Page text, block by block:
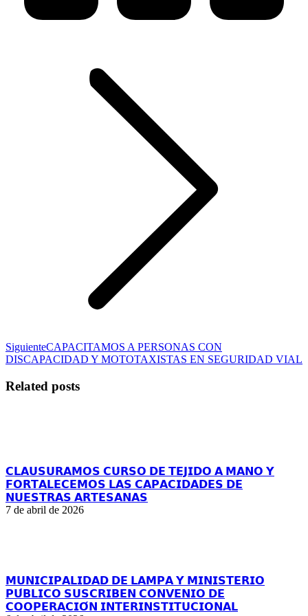
SiguientePublicación
siguiente:
CAPACITAMOS A PERSONAS CON
DISCAPACIDAD Y MOTOTAXISTAS EN SEGURIDAD VIAL
Related posts
𝗖𝗟𝗔𝗨𝗦𝗨𝗥𝗔𝗠𝗢𝗦 𝗖𝗨𝗥𝗦𝗢 𝗗𝗘 𝗧𝗘𝗝𝗜𝗗𝗢 𝗔 𝗠𝗔𝗡𝗢 𝗬
𝗙𝗢𝗥𝗧𝗔𝗟𝗘𝗖𝗘𝗠𝗢𝗦 𝗟𝗔𝗦 𝗖𝗔𝗣𝗔𝗖𝗜𝗗𝗔𝗗𝗘𝗦 𝗗𝗘
𝗡𝗨𝗘𝗦𝗧𝗥𝗔𝗦 𝗔𝗥𝗧𝗘𝗦𝗔𝗡𝗔𝗦
7 de abril de 2026
𝗠𝗨𝗡𝗜𝗖𝗜𝗣𝗔𝗟𝗜𝗗𝗔𝗗 𝗗𝗘 𝗟𝗔𝗠𝗣𝗔 𝗬 𝗠𝗜𝗡𝗜𝗦𝗧𝗘𝗥𝗜𝗢
𝗣𝗨́𝗕𝗟𝗜𝗖𝗢 𝗦𝗨𝗦𝗖𝗥𝗜𝗕𝗘𝗡 𝗖𝗢𝗡𝗩𝗘𝗡𝗜𝗢 𝗗𝗘
𝗖𝗢𝗢𝗣𝗘𝗥𝗔𝗖𝗜𝗢́𝗡 𝗜𝗡𝗧𝗘𝗥𝗜𝗡𝗦𝗧𝗜𝗧𝗨𝗖𝗜𝗢𝗡𝗔𝗟